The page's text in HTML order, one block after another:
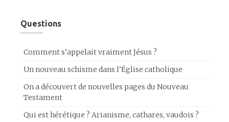
Questions
Comment s’appelait vraiment Jésus ?
Un nouveau schisme dans l’Église catholique
On a découvert de nouvelles pages du Nouveau
Testament
Qui est hérétique ? Arianisme, cathares, vaudois ?